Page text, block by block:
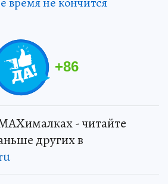
+86
- читайте
других в